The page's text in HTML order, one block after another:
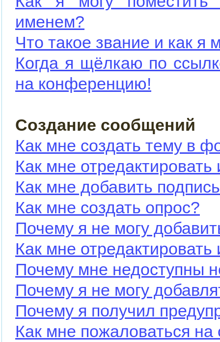
именем?
Что такое звание и как я
Когда я щёлкаю по
на конференцию!
Создание сообщений
Как мне создать тему в
Как мне
Как мне добавить
Как мне создать опрос?
Почему я не могу
Как мне
Почему мне недоступны
Почему я не могу
Почему я получил
Как мне пожаловаться